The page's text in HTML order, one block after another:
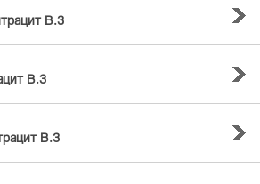
B.3
B.3
B.3